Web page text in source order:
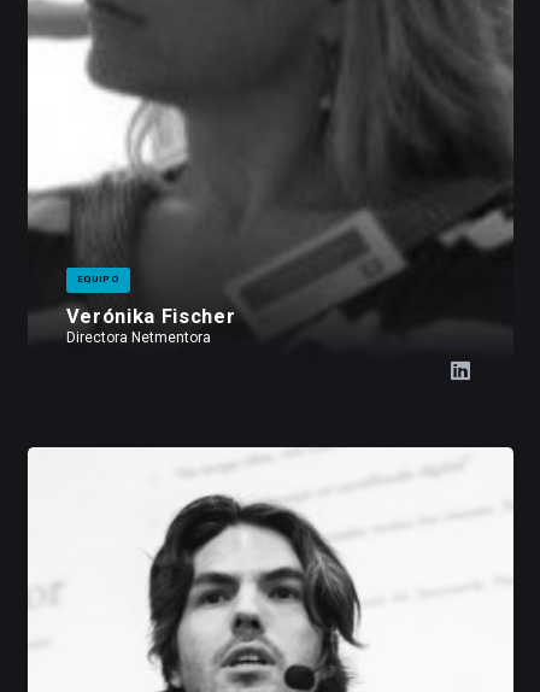
EQUIPO
Verónika Fischer
Directora Netmentora